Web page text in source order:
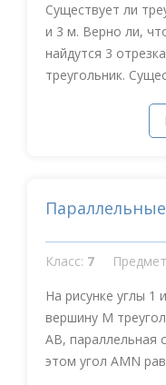
Существует ли
и 3 м. Верно ли,
найдутся 3
треугольник.
Класс: 7
На рисунке углы 1
вершину М
АВ, параллельная
этом угол АMN